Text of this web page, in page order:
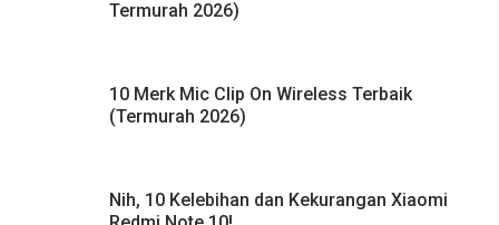
Termurah 2026)
10 Merk Mic Clip On Wireless Terbaik
(Termurah 2026)
Nih, 10 Kelebihan dan Kekurangan Xiaomi